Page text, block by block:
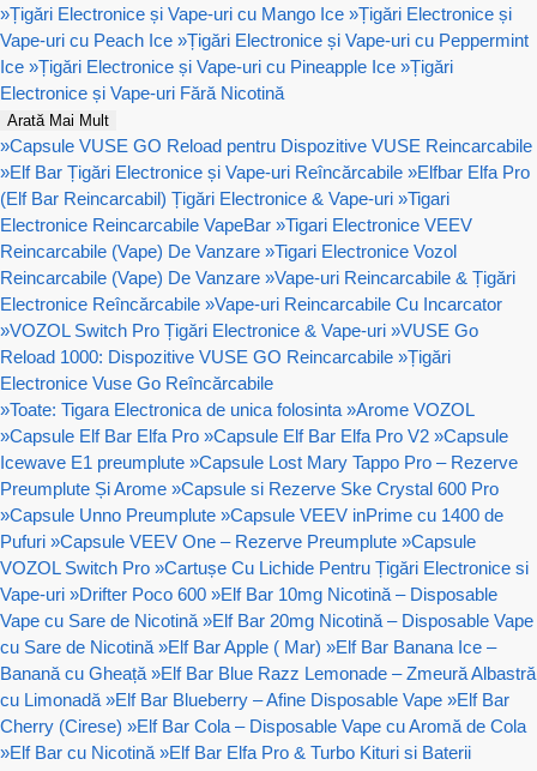
»Țigări Electronice și Vape-uri cu Mango Ice »Țigări Electronice și
Vape-uri cu Peach Ice »Țigări Electronice și Vape-uri cu Peppermint
Ice »Țigări Electronice și Vape-uri cu Pineapple Ice »Țigări
Electronice și Vape-uri Fără Nicotină
Arată Mai Mult
»Capsule VUSE GO Reload pentru Dispozitive VUSE Reincarcabile
»Elf Bar Țigări Electronice și Vape-uri Reîncărcabile »Elfbar Elfa Pro
(Elf Bar Reincarcabil) Țigări Electronice & Vape-uri »Tigari
Electronice Reincarcabile VapeBar »Tigari Electronice VEEV
Reincarcabile (Vape) De Vanzare »Tigari Electronice Vozol
Reincarcabile (Vape) De Vanzare »Vape-uri Reincarcabile & Țigări
Electronice Reîncărcabile »Vape-uri Reincarcabile Cu Incarcator
»VOZOL Switch Pro Țigări Electronice & Vape-uri »VUSE Go
Reload 1000: Dispozitive VUSE GO Reincarcabile »Țigări
Electronice Vuse Go Reîncărcabile
»Toate: Tigara Electronica de unica folosinta »Arome VOZOL
»Capsule Elf Bar Elfa Pro »Capsule Elf Bar Elfa Pro V2 »Capsule
Icewave E1 preumplute »Capsule Lost Mary Tappo Pro – Rezerve
Preumplute Și Arome »Capsule si Rezerve Ske Crystal 600 Pro
»Capsule Unno Preumplute »Capsule VEEV inPrime cu 1400 de
Pufuri »Capsule VEEV One – Rezerve Preumplute »Capsule
VOZOL Switch Pro »Cartușe Cu Lichide Pentru Țigări Electronice si
Vape-uri »Drifter Poco 600 »Elf Bar 10mg Nicotină – Disposable
Vape cu Sare de Nicotină »Elf Bar 20mg Nicotină – Disposable Vape
cu Sare de Nicotină »Elf Bar Apple ( Mar) »Elf Bar Banana Ice –
Banană cu Gheață »Elf Bar Blue Razz Lemonade – Zmeură Albastră
cu Limonadă »Elf Bar Blueberry – Afine Disposable Vape »Elf Bar
Cherry (Cirese) »Elf Bar Cola – Disposable Vape cu Aromă de Cola
»Elf Bar cu Nicotină »Elf Bar Elfa Pro & Turbo Kituri si Baterii